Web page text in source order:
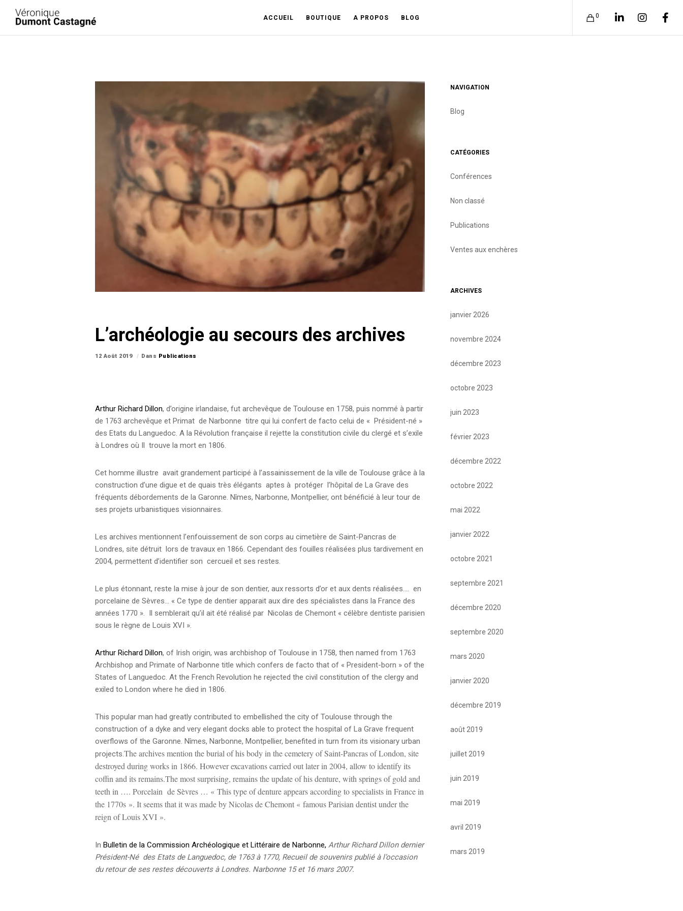
0
ACCUEIL BOUTIQUE A PROPOS BLOG
L’archéologie au secours des archives
12 Août 2019 Dans Publications
Arthur Richard Dillon, d’origine irlandaise, fut archevêque de Toulouse en 1758, puis nommé à partir
de 1763 archevêque et Primat de Narbonne titre qui lui confert de facto celui de « Président-né »
des Etats du Languedoc. A la Révolution française il rejette la constitution civile du clergé et s’exile
à Londres où Il trouve la mort en 1806.
Cet homme illustre avait grandement participé à l’assainissement de la ville de Toulouse grâce à la
construction d’une digue et de quais très élégants aptes à protéger l’hôpital de La Grave des
fréquents débordements de la Garonne. Nîmes, Narbonne, Montpellier, ont bénéficié à leur tour de
ses projets urbanistiques visionnaires.
Les archives mentionnent l’enfouissement de son corps au cimetière de Saint-Pancras de
Londres, site détruit lors de travaux en 1866. Cependant des fouilles réalisées plus tardivement en
2004, permettent d’identifier son cercueil et ses restes.
Le plus étonnant, reste la mise à jour de son dentier, aux ressorts d’or et aux dents réalisées…. en
porcelaine de Sèvres… « Ce type de dentier apparait aux dire des spécialistes dans la France des
années 1770 ». Il semblerait qu’il ait été réalisé par Nicolas de Chemont « célèbre dentiste parisien
sous le règne de Louis XVI ».
Arthur Richard Dillon, of Irish origin, was archbishop of Toulouse in 1758, then named from 1763
Archbishop and Primate of Narbonne title which confers de facto that of « President-born » of the
States of Languedoc. At the French Revolution he rejected the civil constitution of the clergy and
exiled to London where he died in 1806.
This popular man had greatly contributed to embellished the city of Toulouse through the
construction of a dyke and very elegant docks able to protect the hospital of La Grave frequent
overflows of the Garonne. Nîmes, Narbonne, Montpellier, benefited in turn from its visionary urban
projects.The archives mention the burial of his body in the cemetery of Saint-Pancras of London, site
destroyed during works in 1866. However excavations carried out later in 2004, allow to identify its
coffin and its remains.The most surprising, remains the update of his denture, with springs of gold and
teeth in …. Porcelain de Sèvres … « This type of denture appears according to specialists in France in
the 1770s ». It seems that it was made by Nicolas de Chemont « famous Parisian dentist under the
reign of Louis XVI ».
In Bulletin de la Commission Archéologique et Littéraire de Narbonne, Arthur Richard Dillon dernier
Président-Né des Etats de Languedoc, de 1763 à 1770, Recueil de souvenirs publié à l’occasion
du retour de ses restes découverts à Londres. Narbonne 15 et 16 mars 2007.
NAVIGATION
Blog
CATÉGORIES
Conférences
Non classé
Publications
Ventes aux enchères
ARCHIVES
janvier 2026
novembre 2024
décembre 2023
octobre 2023
juin 2023
février 2023
décembre 2022
octobre 2022
mai 2022
janvier 2022
octobre 2021
septembre 2021
décembre 2020
septembre 2020
mars 2020
janvier 2020
décembre 2019
août 2019
juillet 2019
juin 2019
mai 2019
avril 2019
mars 2019